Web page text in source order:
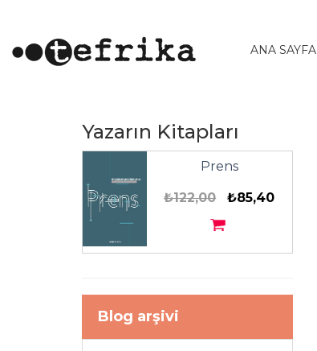
ANA SAYFA
Yazarın Kitapları
Prens
₺122,00 ₺85,40
Blog arşivi